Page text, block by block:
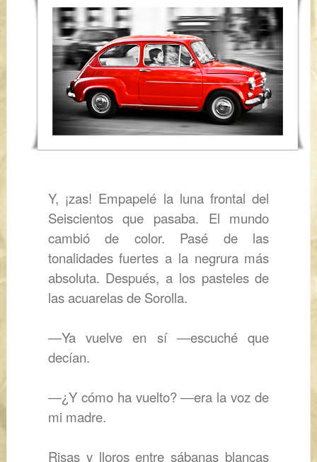
Y, ¡zas! Empapelé la luna frontal del
Seiscientosque pasaba. El mundo
cambió de color. Pasé de las
tonalidades fuertes a la negrura más
absoluta. Después, a los pasteles de
las acuarelas de Sorolla.
―Ya vuelve en sí ―escuché que
decían.
―¿Y cómo ha vuelto?―era la voz de
mi madre.
Risas y lloros entre sábanas blancas